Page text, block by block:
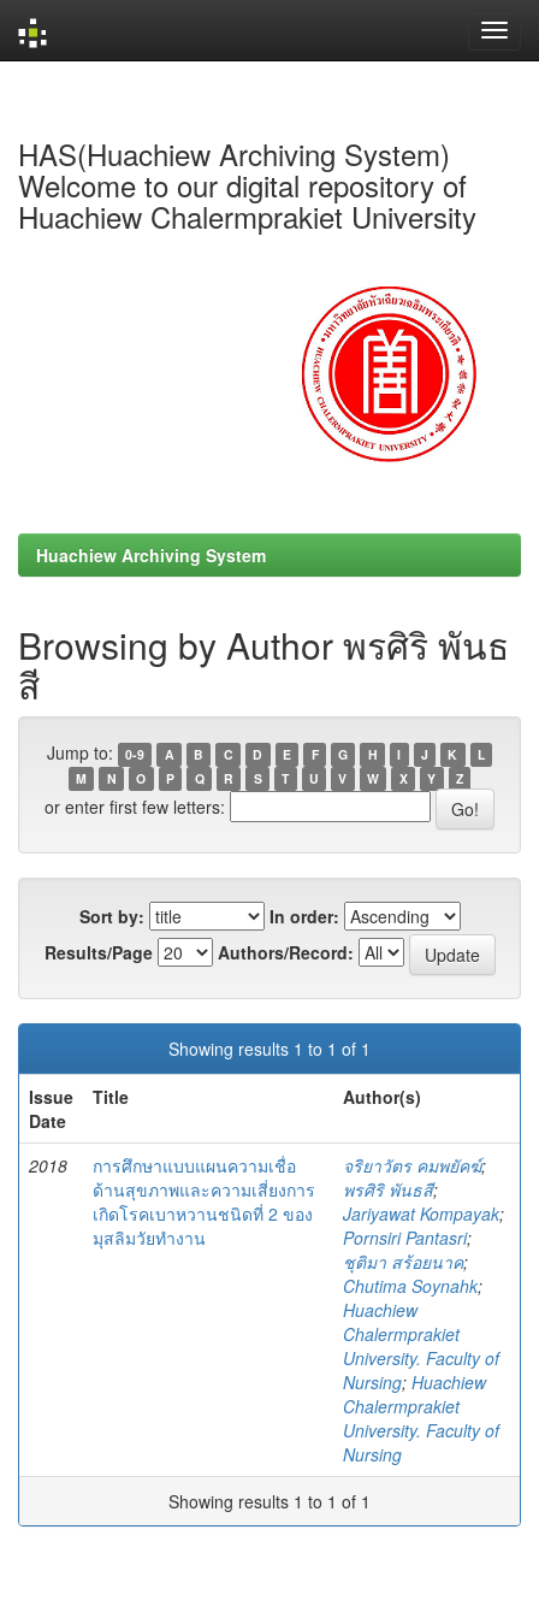
HAS(Huachiew Archiving System)
Welcome to our digital repository of
Huachiew Chalermprakiet University
Huachiew Archiving System
Browsing by Author พรศิริ พันธ
สี
Jump to: 0-9 A B C D E F G H I J K
L
M
N O P Q R S T U V W X Y Z
or enter first few letters:
Sort by:
In order:
Results/Page
Authors/Record:
Showing results 1 to 1 of 1
Issue
Date
Title Author(s)
2018
การศึกษาแบบแผนความเชื่อ
ด้านสุขภาพและความเสี่ยงการ
เกิดโรคเบาหวานชนิดที่ 2 ของ
มุสลิมวัยทำงาน
จริยาวัตร คมพยัคฆ์;
พรศิริ พันธสี;
Jariyawat Kompayak;
Pornsiri Pantasri;
ชุติมา สร้อยนาค;
Chutima Soynahk;
Huachiew
Chalermprakiet
University. Faculty of
Nursing; Huachiew
Chalermprakiet
University. Faculty of
Nursing
Showing results 1 to 1 of 1